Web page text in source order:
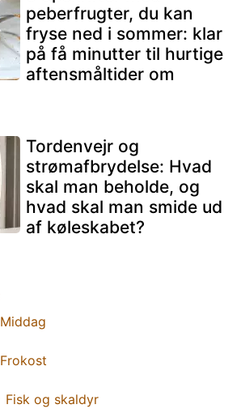
peberfrugter, du kan
fryse ned i sommer: klar
på få minutter til hurtige
aftensmåltider om
Tordenvejr og
strømafbrydelse: Hvad
skal man beholde, og
hvad skal man smide ud
af køleskabet?
Middag
Frokost
Fisk og skaldyr